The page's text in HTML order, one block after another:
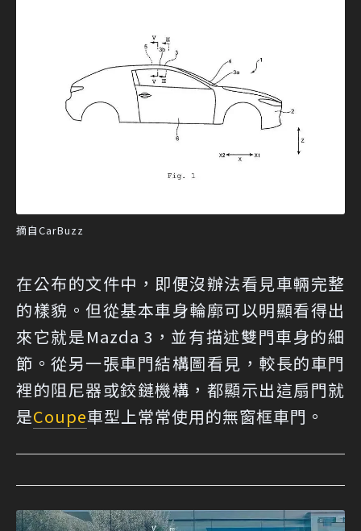
摘自CarBuzz
在公布的文件中，即便沒辦法看見車輛完整
的樣貌。但從基本車身輪廓可以明顯看得出
來它就是Mazda 3，並有描述雙門車身的細
節。從另一張車門結構圖看見，較長的車門
裡的阻尼器或鉸鏈機構，都顯示出這扇門就
是Coupe車型上常常使用的無窗框車門。